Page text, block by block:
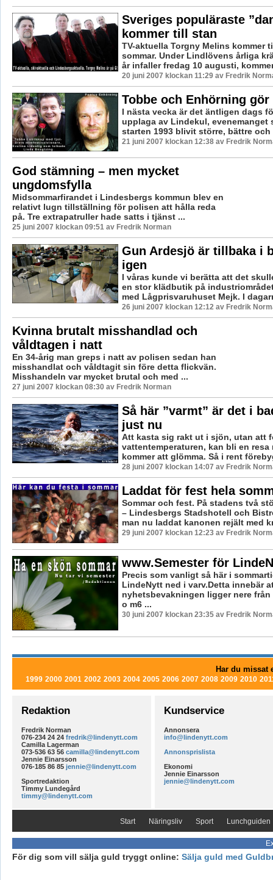
Sveriges populäraste
kommer till stan
TV-aktuella Torgny Melins kommer
sommar. Under Lindlövens årliga
år infaller fredag 10 augusti,
20 juni 2007 klockan 11:29 av Fredrik
Tobbe och Enhörning
I nästa vecka är det äntligen dags
upplaga av Lindekul, evenemanget
starten 1993 blivit större, bättre och
21 juni 2007 klockan 12:38 av Fredrik
God stämning – men mycket
ungdomsfylla
Midsommarfirandet i Lindesbergs kommun blev en
relativt lugn tillställning för polisen att hålla reda
på. Tre extrapatruller hade satts i tjänst ...
25 juni 2007 klockan 09:51 av Fredrik Norman
Gun Ardesjö är tillbaka i
igen
I våras kunde vi berätta att det
en stor klädbutik på
med Lågprisvaruhuset Mejk. I
26 juni 2007 klockan 12:12 av Fredrik
Kvinna brutalt misshandlad och
våldtagen i natt
En 34-årig man greps i natt av polisen sedan han
misshandlat och våldtagit sin före detta flickvän.
Misshandeln var mycket brutal och med ...
27 juni 2007 klockan 08:30 av Fredrik Norman
Så här ”varmt” är det i
just nu
Att kasta sig rakt ut i sjön, utan att
vattentemperaturen, kan bli en resa
kommer att glömma. Så i rent
28 juni 2007 klockan 14:07 av Fredrik
Laddat för fest hela
Sommar och fest. På stadens två
– Lindesbergs Stadshotell och
man nu laddat kanonen rejält med
29 juni 2007 klockan 12:23 av Fredrik
www.Semester för
Precis som vanligt så här i
LindeNytt ned i varv.Detta innebär
nyhetsbevakningen ligger nere
o m6 ...
30 juni 2007 klockan 23:35 av Fredrik
Har du missat
1999 2000 2001 2002 2003 2004 2005 2006 2007 2008 2009 2010
Redaktion
Fredrik Norman
076-234 24 24 fredrik@lindenytt.com
Camilla Lagerman
073-536 63 56 camilla@lindenytt.com
Jennie Einarsson
076-185 86 85 jennie@lindenytt.com
Sportredaktion
Timmy Lundegård
timmy@lindenytt.com
Kundservice
Annonsera
info@lindenytt.com
Annonsprislista
Ekonomi
Jennie Einarsson
jennie@lindenytt.com
Start Näringsliv Sport Lunchguiden
För dig som vill sälja guld tryggt online: Sälja guld med